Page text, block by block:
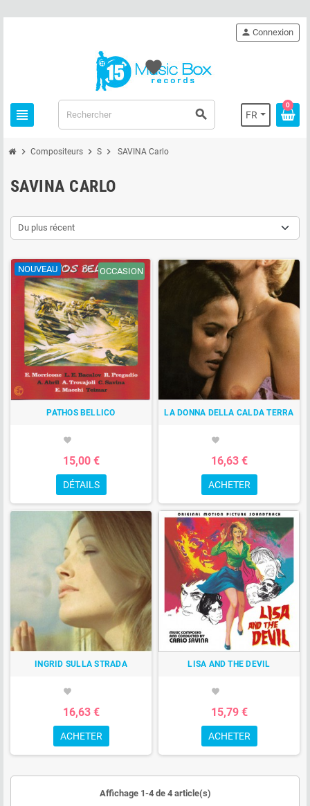
view_headline search FR
person Connexion
0
favorite
chevron_right Compositeurs chevron_right S chevron_right SAVINA Carlo
SAVINA CARLO
Du plus récent
NOUVEAU OCCASION
PATHOS BELLICO
favorite
15,00 €
DÉTAILS
LA DONNA DELLA CALDA TERRA
favorite
16,63 €
ACHETER
INGRID SULLA STRADA
favorite
16,63 €
ACHETER
LISA AND THE DEVIL
favorite
15,79 €
ACHETER
Affichage 1-4 de 4 article(s)